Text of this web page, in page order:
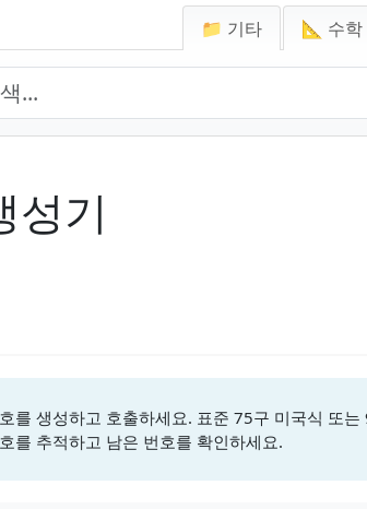
📁 기타 📐 수학
성기
를 생성하고 호출하세요. 표준 75구 미국식 또
를 추적하고 남은 번호를 확인하세요.